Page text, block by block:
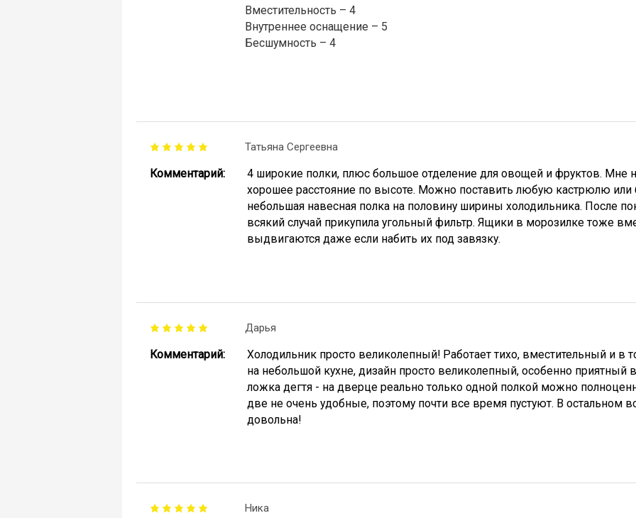
Вместительность – 4
Внутреннее оснащение – 5
Бесшумность – 4
Татьяна Сергеевна
Комментарий:
4 широкие полки, плюс большое отделение для овощей и фруктов. Мне
хорошее расстояние по высоте. Можно поставить любую кастрюлю или
небольшая навесная полка на половину ширины холодильника. После
всякий случай прикупила угольный фильтр. Ящики в морозилке тоже
выдвигаются даже если набить их под завязку.
Дарья
Комментарий:
Холодильник просто великолепный! Работает тихо, вместительный и в
на небольшой кухне, дизайн просто великолепный, особенно приятный
ложка дегтя - на дверце реально только одной полкой можно
две не очень удобные, поэтому почти все время пустуют. В остальном
довольна!
Ника